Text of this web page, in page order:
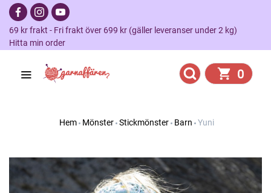
69 kr frakt - Fri frakt över 699 kr (gäller leveranser under 2 kg)
Hitta min order
0
Hem Mönster Stickmönster Barn Yuni